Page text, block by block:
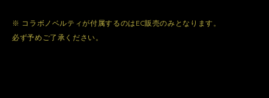
※ コラボノベルティが付属するのはEC販売のみとなります。
必ず予めご了承ください。